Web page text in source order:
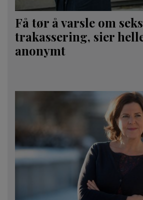
Få tør å varsle om
trakassering, sier
anonymt